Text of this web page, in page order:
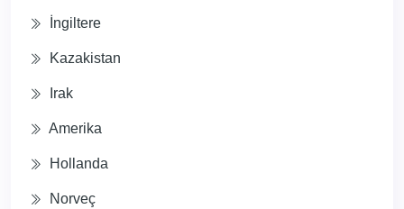
İngiltere
Kazakistan
Irak
Amerika
Hollanda
Norveç